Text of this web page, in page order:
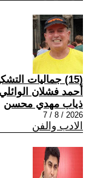
(15) جماليات
أحمد فشلان
ذياب مهدي محسن
2026 / 8 / 7
الادب والفن